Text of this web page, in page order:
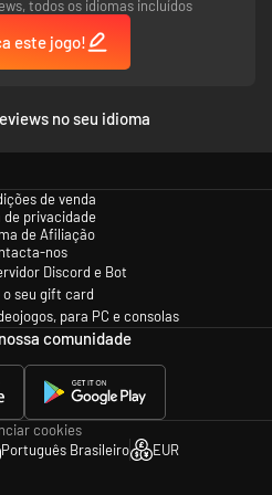
conta Microsoft e assinatura do Game
são necessárias para
todos os idiomas incluídos
este jogo!
no seu idioma
de venda
de privacidade
de Afiliação
nos
Discord e Bot
o seu gift card
para PC e consolas
comunidade
cookies
Português Brasileiro EUR